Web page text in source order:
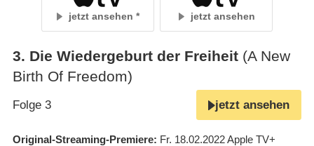
jetzt ansehen jetzt ansehen
3. Die Wiedergeburt der Freiheit (A New
Birth Of Freedom)
Folge 3 jetzt ansehen
Original-Streaming-Premiere Fr. 18.02.2022Apple TV+